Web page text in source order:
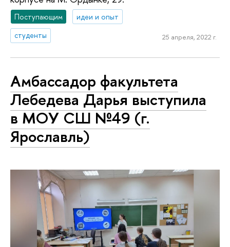
Поступающим
идеи и опыт
студенты
25 апреля, 2022 г.
Амбассадор факультета
Лебедева Дарья выступила
в МОУ СШ №49 (г.
Ярославль)